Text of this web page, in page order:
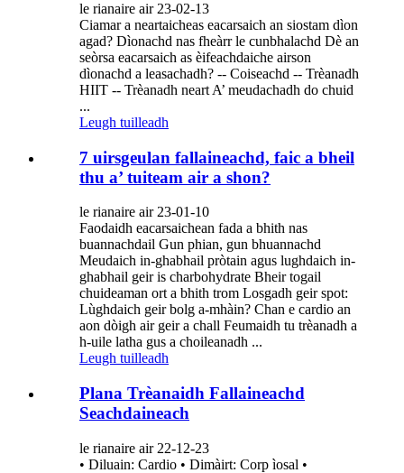
le rianaire air 23-02-13
Ciamar a neartaicheas eacarsaich an siostam dìon
agad? Dìonachd nas fheàrr le cunbhalachd Dè an
seòrsa eacarsaich as èifeachdaiche airson
dìonachd a leasachadh? -- Coiseachd -- Trèanadh
HIIT -- Trèanadh neart A’ meudachadh do chuid
...
Leugh tuilleadh
7 uirsgeulan fallaineachd, faic a bheil
thu a’ tuiteam air a shon?
le rianaire air 23-01-10
Faodaidh eacarsaichean fada a bhith nas
buannachdail Gun phian, gun bhuannachd
Meudaich in-ghabhail pròtain agus lughdaich in-
ghabhail geir is charbohydrate Bheir togail
chuideaman ort a bhith trom Losgadh geir spot:
Lùghdaich geir bolg a-mhàin? Chan e cardio an
aon dòigh air geir a chall Feumaidh tu trèanadh a
h-uile latha gus a choileanadh ...
Leugh tuilleadh
Plana Trèanaidh Fallaineachd
Seachdaineach
le rianaire air 22-12-23
• Diluain: Cardio • Dimàirt: Corp ìosal •